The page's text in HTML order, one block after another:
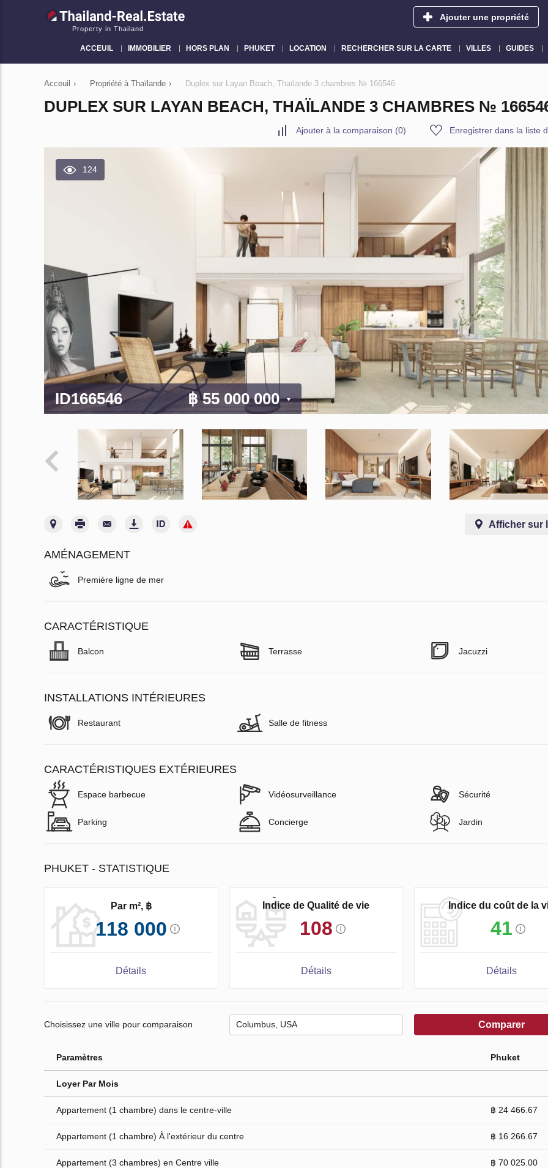
Property in Thailand
Ajouter une propriété
ACCEUIL IMMOBILIER HORS PLAN PHUKET LOCATION RECHERCHER SUR LA CARTE VILLES GUIDES
Acceuil › Propriété à Thaïlande › Duplex sur Layan Beach, Thaïlande 3 chambres № 166546
DUPLEX SUR LAYAN BEACH, THAÏLANDE 3 CHAMBRES №
Ajouter à la comparaison (0) Enregistrer dans la liste
124
ID166546 ฿ 55 000 000
Afficher sur
AMÉNAGEMENT
Première ligne de mer
CARACTÉRISTIQUE
Balcon Terrasse Jacuzzi
INSTALLATIONS INTÉRIEURES
Restaurant Salle de fitness
CARACTÉRISTIQUES EXTÉRIEURES
Espace barbecue Vidéosurveillance Sécurité
Parking Concierge Jardin
PHUKET - STATISTIQUE
Par m², ฿
118 000
Détails
Indice de Qualité de vie
108
Détails
Indice du coût de la
41
Détails
Choisissez une ville pour comparaison Comparer
Paramètres Phuket
Loyer Par Mois
Appartement (1 chambre) dans le centre-ville ฿ 24 466.67
Appartement (1 chambre) À l'extérieur du centre ฿ 16 266.67
Appartement (3 chambres) en Centre ville ฿ 70 025.00